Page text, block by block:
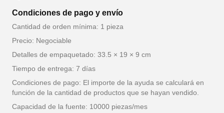
Condiciones de pago y envío
Cantidad de orden mínima: 1 pieza
Precio: Negociable
Detalles de empaquetado: 33.5 × 19 × 9 cm
Tiempo de entrega: 7 días
Condiciones de pago: El importe de la ayuda se calculará en
función de la cantidad de productos que se hayan vendido.
Capacidad de la fuente: 10000 piezas/mes